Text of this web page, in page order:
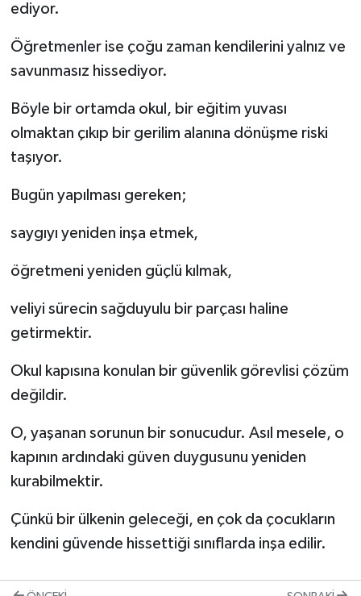
ediyor.
Öğretmenler ise çoğu zaman kendilerini yalnız ve
savunmasız hissediyor.
Böyle bir ortamda okul, bir eğitim yuvası
olmaktan çıkıp bir gerilim alanına dönüşme riski
taşıyor.
Bugün yapılması gereken;
saygıyı yeniden inşa etmek,
öğretmeni yeniden güçlü kılmak,
veliyi sürecin sağduyulu bir parçası haline
getirmektir.
Okul kapısına konulan bir güvenlik görevlisi çözüm
değildir.
O, yaşanan sorunun bir sonucudur. Asıl mesele, o
kapının ardındaki güven duygusunu yeniden
kurabilmektir.
Çünkü bir ülkenin geleceği, en çok da çocukların
kendini güvende hissettiği sınıflarda inşa edilir.